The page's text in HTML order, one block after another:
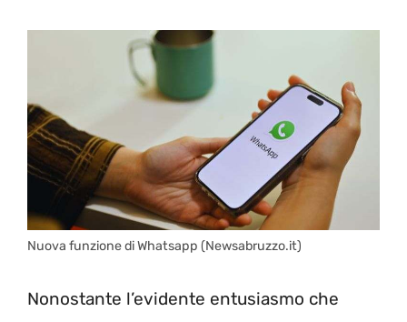
Nuova funzione di Whatsapp (Newsabruzzo.it)
Nonostante l’evidente entusiasmo che